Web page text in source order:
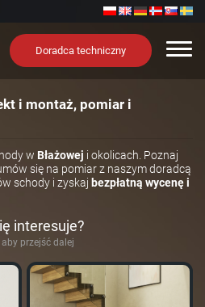
Doradca techniczny
i montaż, pomiar i
w Błażowej i okolicach. Poznaj
się na pomiar z naszym doradcą
schody i zyskaj bezpłatną wycenę i
interesuje?
przejść dalej